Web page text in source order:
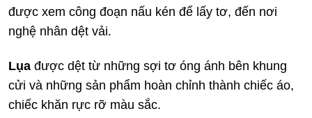
được xem công đoạn nấu kén để lấy tơ, đến nơi
nghệ nhân dệt vải.
Lụa được dệt từ những sợi tơ óng ánh bên khung
cửi và những sản phẩm hoàn chỉnh thành chiếc áo,
chiếc khăn rực rỡ màu sắc.